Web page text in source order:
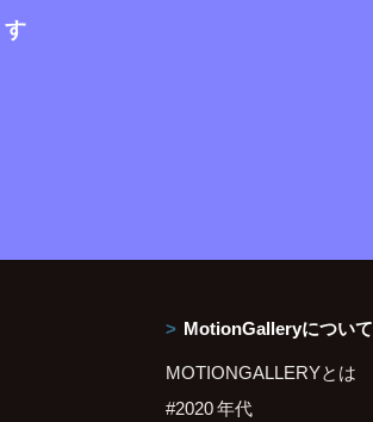
MotionGalleryについて
MOTIONGALLERYとは
#2020 年代